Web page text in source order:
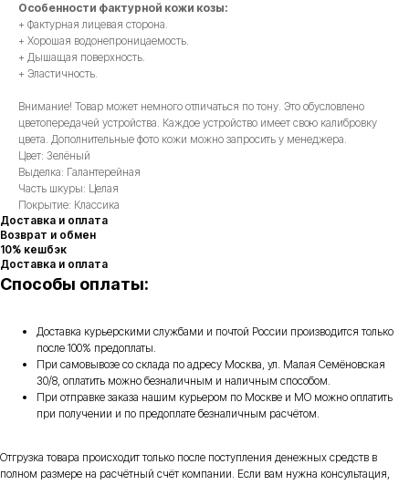
Особенности фактурной кожи козы:
+ Фактурная лицевая сторона.
+ Хорошая водонепроницаемость.
+ Дышащая поверхность.
+ Эластичность.
Внимание! Товар может немного отличаться по тону. Это обусловлено
цветопередачей устройства. Каждое устройство имеет свою калибровку
цвета. Дополнительные фото кожи можно запросить у менеджера.
Цвет: Зелёный
Выделка: Галантерейная
Часть шкуры: Целая
Покрытие: Классика
Доставка и оплата
Возврат и обмен
10% кешбэк
Доставка и оплата
Способы оплаты:
Доставка курьерскими службами и почтой России производится только
после 100% предоплаты.
При самовывозе со склада по адресу Москва, ул. Малая Семёновская
30/8, оплатить можно безналичным и наличным способом.
При отправке заказа нашим курьером по Москве и МО можно оплатить
при получении и по предоплате безналичным расчётом.
Отгрузка товара происходит только после поступления денежных средств в
полном размере на расчётный счёт компании. Если вам нужна консультация,